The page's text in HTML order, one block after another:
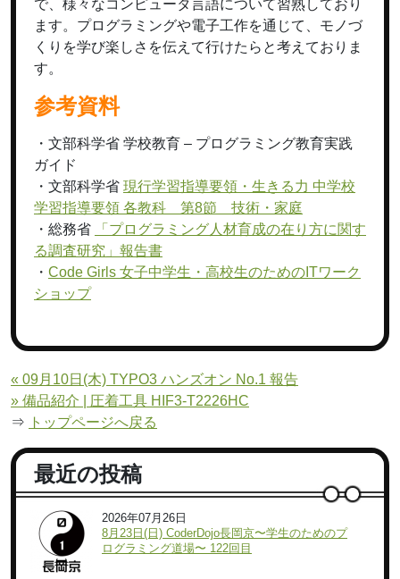
で、様々なコンピュータ言語について習熟しており
ます。プログラミングや電子工作を通じて、モノづ
くりを学び楽しさを伝えて行けたらと考えておりま
す。
参考資料
・文部科学省 学校教育 – プログラミング教育実践
ガイド
・文部科学省 現行学習指導要領・生きる力 中学校
学習指導要領 各教科 第8節 技術・家庭
・総務省
「プログラミング人材育成の在り方に関す
る調査研究」報告書
・ Code Girls 女子中学生・高校生のためのITワーク
ショップ
« 09月10日(木) TYPO3 ハンズオン No.1 報告
» 備品紹介 | 圧着工具 HIF3-T2226HC
⇒
トップページへ戻る
最近の投稿
2026年07月26日
8月23日(日) CoderDojo長岡京〜学生のためのプ
ログラミング道場〜 122回目